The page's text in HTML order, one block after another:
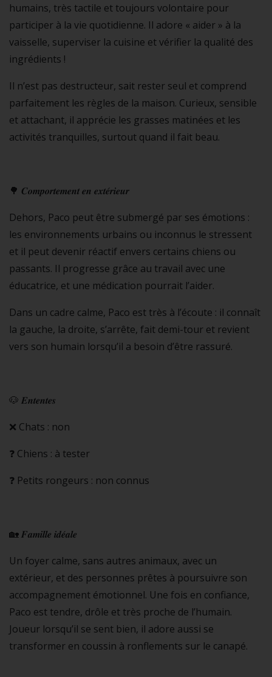
humains, très tactile et toujours volontaire pour
participer à la vie quotidienne. Il adore « aider » à la
vaisselle, superviser la cuisine et vérifier la qualité des
ingrédients !
Il n’est pas destructeur, sait rester seul et comprend
parfaitement les règles de la maison. Curieux, sensible
et attachant, il apprécie les grasses matinées et les
activités tranquilles, surtout quand il fait beau.
🌳 𝑪𝒐𝒎𝒑𝒐𝒓𝒕𝒆𝒎𝒆𝒏𝒕 𝒆𝒏 𝒆𝒙𝒕𝒆́𝒓𝒊𝒆𝒖𝒓
Dehors, Paco peut être submergé par ses émotions :
les environnements urbains ou inconnus le stressent
et il peut devenir réactif envers certains chiens ou
passants. Il progresse grâce au travail avec une
éducatrice, et une médication pourrait l’aider.
Dans un cadre calme, Paco est très à l’écoute : il connaît
la gauche, la droite, s’arrête, fait demi-tour et revient
vers son humain lorsqu’il a besoin d’être rassuré.
🐶 𝑬𝒏𝒕𝒆𝒏𝒕𝒆𝒔
❌ Chats : non
❓ Chiens : à tester
❓ Petits rongeurs : non connus
🏡 𝑭𝒂𝒎𝒊𝒍𝒍𝒆 𝒊𝒅𝒆́𝒂𝒍𝒆
Un foyer calme, sans autres animaux, avec un
extérieur, et des personnes prêtes à poursuivre son
accompagnement émotionnel. Une fois en confiance,
Paco est tendre, drôle et très proche de l’humain.
Joueur lorsqu’il se sent bien, il adore aussi se
transformer en coussin à ronflements sur le canapé.